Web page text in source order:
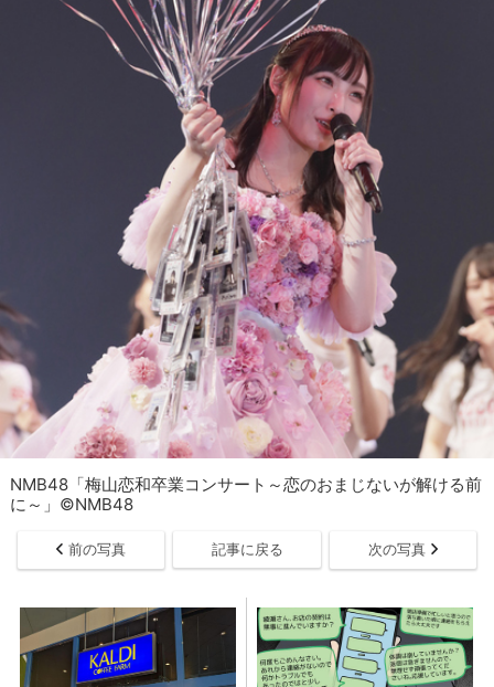
NMB48「梅山恋和卒業コンサート～恋のおまじないが解ける前
に～」©NMB48
前の写真 記事に戻る 次の写真